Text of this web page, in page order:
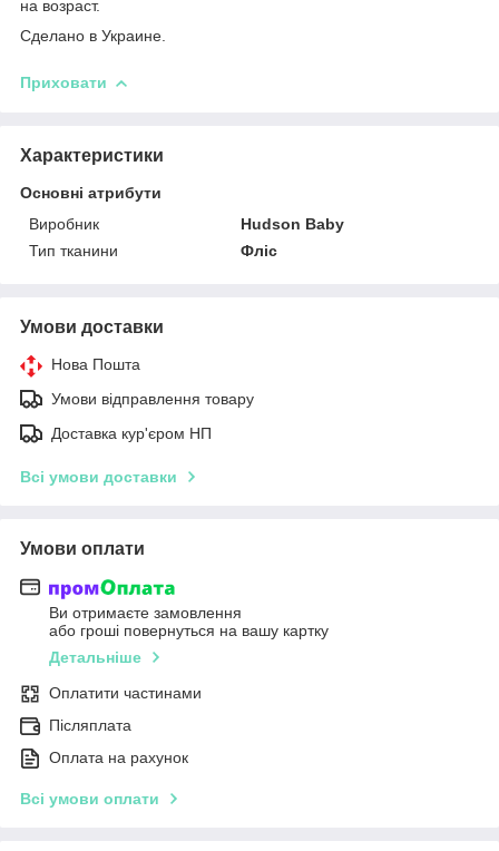
на возраст.
Сделано в Украине.
Приховати
Характеристики
Основні атрибути
Виробник
Hudson Baby
Тип тканини
Фліс
Умови доставки
Нова Пошта
Умови відправлення товару
Доставка кур'єром НП
Всі умови доставки
Умови оплати
Ви отримаєте замовлення
або гроші повернуться на вашу картку
Детальніше
Оплатити частинами
Післяплата
Оплата на рахунок
Всі умови оплати